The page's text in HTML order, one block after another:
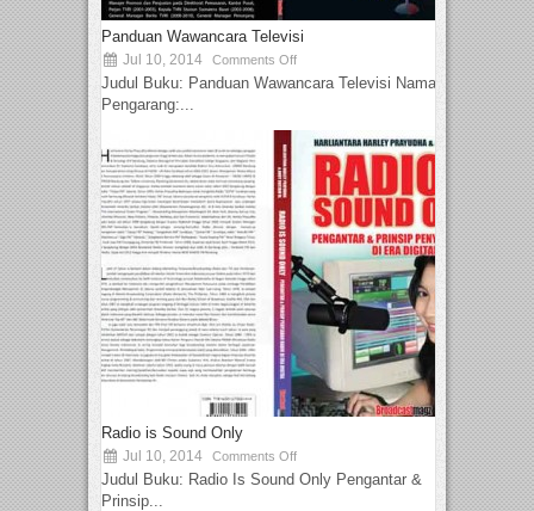
Panduan Wawancara Televisi
Jul 10, 2014 Comments Off
Judul Buku: Panduan Wawancara Televisi Nama
Pengarang:...
Radio is Sound Only
Jul 10, 2014 Comments Off
Judul Buku: Radio Is Sound Only Pengantar &
Prinsip...